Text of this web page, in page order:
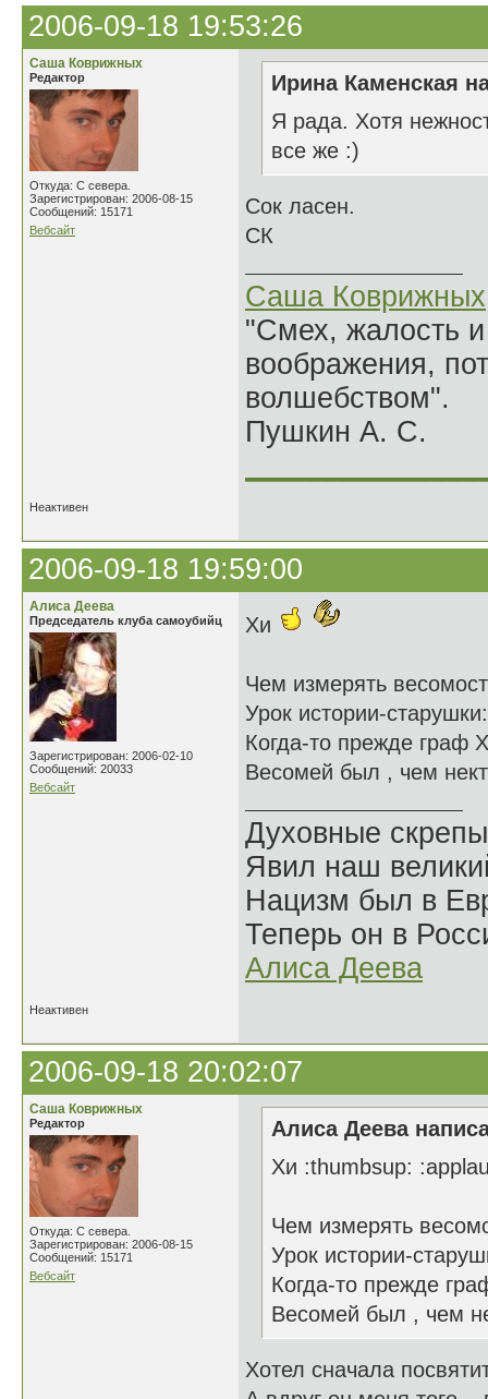
2006-09-18 19:53:26
Саша Коврижных
Редактор
Откуда: С севера.
Зарегистрирован: 2006-08-15
Сообщений: 15171
Вебсайт
Ирина Каменская
Я рада. Хотя
все же :)
Сок ласен.
СК
Саша Коврижных
"Смех, жалость
воображения,
волшебством".
Пушкин А. С.
Неактивен
2006-09-18 19:59:00
Алиса Деева
Председатель клуба самоубийц
Зарегистрирован: 2006-02-10
Сообщений: 20033
Вебсайт
Хи
Чем измерять
Урок истории-старушки:
Когда-то прежде граф
Весомей был , чем
Духовные
Явил наш
Нацизм был в
Теперь он в
Алиса Деева
Неактивен
2006-09-18 20:02:07
Саша Коврижных
Редактор
Откуда: С севера.
Зарегистрирован: 2006-08-15
Сообщений: 15171
Вебсайт
Алиса Деева
Хи :thumbsup:
Чем измерять
Урок истории-
Когда-то прежде
Весомей был , чем
Хотел сначала